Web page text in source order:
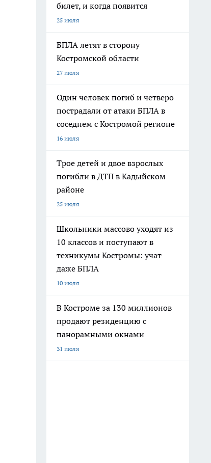
билет, и когда появится
25 июля
БПЛА летят в сторону
Костромской области
27 июля
Один человек погиб и четверо
пострадали от атаки БПЛА в
соседнем с Костромой регионе
16 июля
Трое детей и двое взрослых
погибли в ДТП в Кадыйском
районе
25 июля
Школьники массово уходят из
10 классов и поступают в
техникумы Костромы: учат
даже БПЛА
10 июля
В Костроме за 130 миллионов
продают резиденцию с
панорамными окнами
31 июля